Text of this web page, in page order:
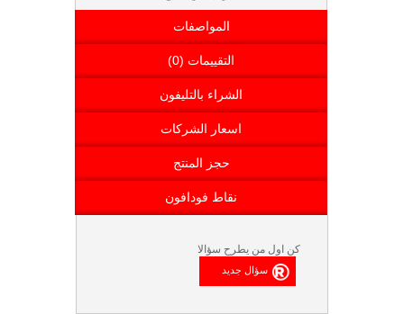
المواصفات
التقييمات (0)
الشراء بالتليفون
اسعار الشركات
حجز المنتج
نقاط فودافون
كن اول من يطرح سؤالا